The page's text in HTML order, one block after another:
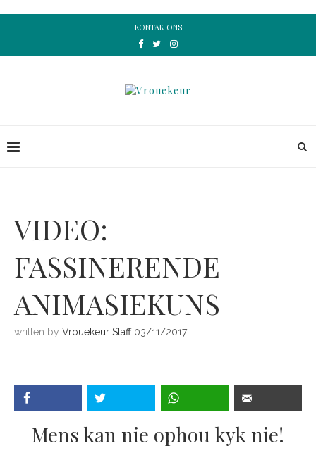
KONTAK ONS
VIDEO:
FASSINERENDE
ANIMASIEKUNS
written by Vrouekeur Staff 03/11/2017
Mens kan nie ophou kyk nie!